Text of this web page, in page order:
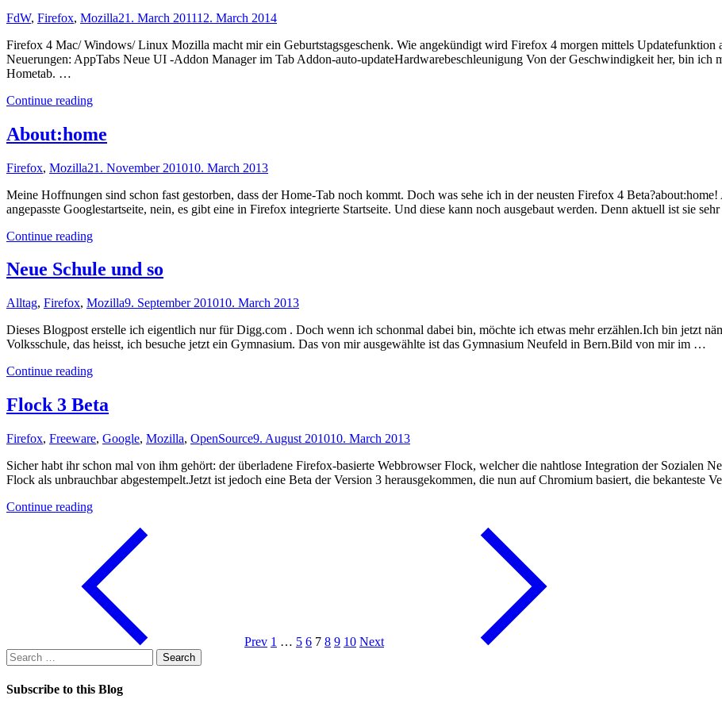
FdW, Firefox, Mozilla21. March 201112. March 2014
Firefox 4 Mac/ Windows/ Linux Mozilla macht mir ein Geburtstagsgeschenk. Wie angekündigt wird Firefox 4 morgen mittels Updatefunktion
Neuerungen: AppTabs Neue UI -Addon Manager im Tab Addon-auto-updateHardwarebeschleunigung Von der Geschwindigkeit her, bin ich
Hometab. …
Continue reading"FdW:
About:home
Firefox, Mozilla21. November 201010. March 2013
Meine Hoffnungen sind schon fast gestorben, dass der Home-Tab noch kommt. Doch was sehe ich in der neusten Firefox 4
angepasste Googlestartseite, nein, es gibt eine in Firefox integrierte Startseite. Und diese kann noch ausgebaut werden. Denn aktuell ist sie
Continue reading"About:home"
Neue Schule und so
Alltag, Firefox, Mozilla9. September 201010. March 2013
Dieses Blogpost erstelle ich eigentlich nur für Digg.com . Doch wenn ich schonmal dabei bin, möchte ich etwas mehr erzählen.Ich bin jetzt
Volksschule, das heisst, ich besuche jetzt ein Gymnasium. Das von mir ausgewählte ist das Gymnasium Neufeld in Bern.Bild von mir im …
Continue reading"Neue
und
so"
Flock 3 Beta
Firefox, Freeware, Google, Mozilla, OpenSource9. August 201010. March 2013
Sicher habt ihr schon mal von ihm gehört: der überladene Firefox-basierte Webbrowser Flock, welcher die nahtlose Integration der Sozialen
Flock als unbrauchbar abgestempelt.Jetzt ist jedoch eine Beta der Version 3 herausgekommen, die nun auf Chromium basiert, die
Continue reading"Flock
Prev 1 … 5 6 7 8 9 10 Next
Search
for:
Subscribe to this Blog